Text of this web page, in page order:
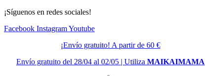
¡Síguenos en redes sociales!
Facebook InstagramYoutube
¡Envío gratuito! A partir de 60 €
Envío gratuito del 28/04 al 02/05 | Utiliza MAIKAIMAMA